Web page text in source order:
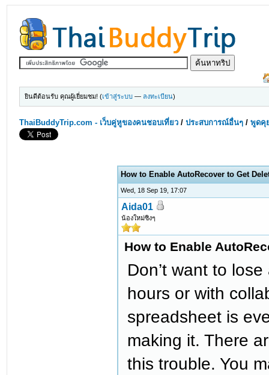
ยินดีต้อนรับ คุณผู้เยี่ยมชม! (เข้าสู่ระบบ — ลงทะเบียน)
ThaiBuddyTrip.com - เว็บคู่หูของคนชอบเที่ยว /ประสบการณ์อื่นๆ /พูดคุ
How to Enable AutoRecover to Get
Wed, 18 Sep 19, 17:07
Aida01
น้องใหม่ซิงๆ
How to Enable
Don’t want to
hours or with
spreadsheet is
making it. There
this trouble. You